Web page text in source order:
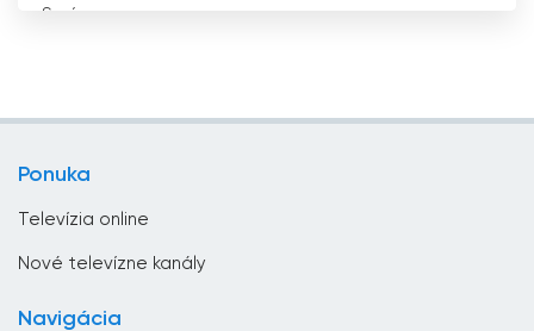
Správy
Ponuka
Televízia online
Nové televízne kanály
Navigácia